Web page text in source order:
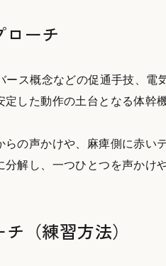
ーチ
ース概念などの促通手技、電
定した動作の土台となる体幹
らの声かけや、麻痺側に赤い
分解し、一つひとつを声かけ
（練習方法）